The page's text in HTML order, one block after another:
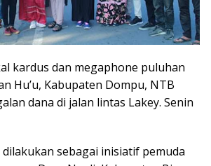
kardus dan megaphone puluhan
Hu’u, Kabupaten Dompu, NTB
dana di jalan lintas Lakey. Senin
sebagai inisiatif pemuda